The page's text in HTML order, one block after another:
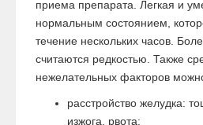
приема препарата. Легкая и
нормальным состоянием,
течение нескольких часов.
считаются редкостью. Также
нежелательных факторов
расстройство желудка:
изжога, рвота;